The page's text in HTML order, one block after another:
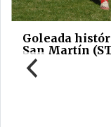
Goleada
San Martín